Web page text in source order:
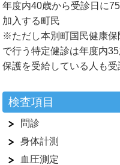
年度内40歳から受診日に
加入する町民
※ただし本別町国民健康保
で行う特定健診は年度内
保護を受給している人も受
検査項目
問診
身体計測
血圧測定